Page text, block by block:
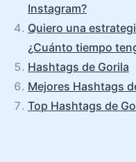
Instagram?
Quiero una
¿Cuánto tiempo
Hashtags de Gorila
Mejores Hashtags
Top Hashtags de